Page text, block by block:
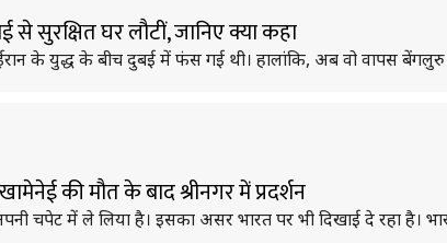
सुरक्षित घर लौटीं, जानिए क्या कहा
ईरान के युद्ध के बीच दुबई में फंस गई थी। हालांकि, अब वो वापस
की मौत के बाद श्रीनगर में प्रदर्शन
चपेट में ले लिया है। इसका असर भारत पर भी दिखाई दे रहा है।